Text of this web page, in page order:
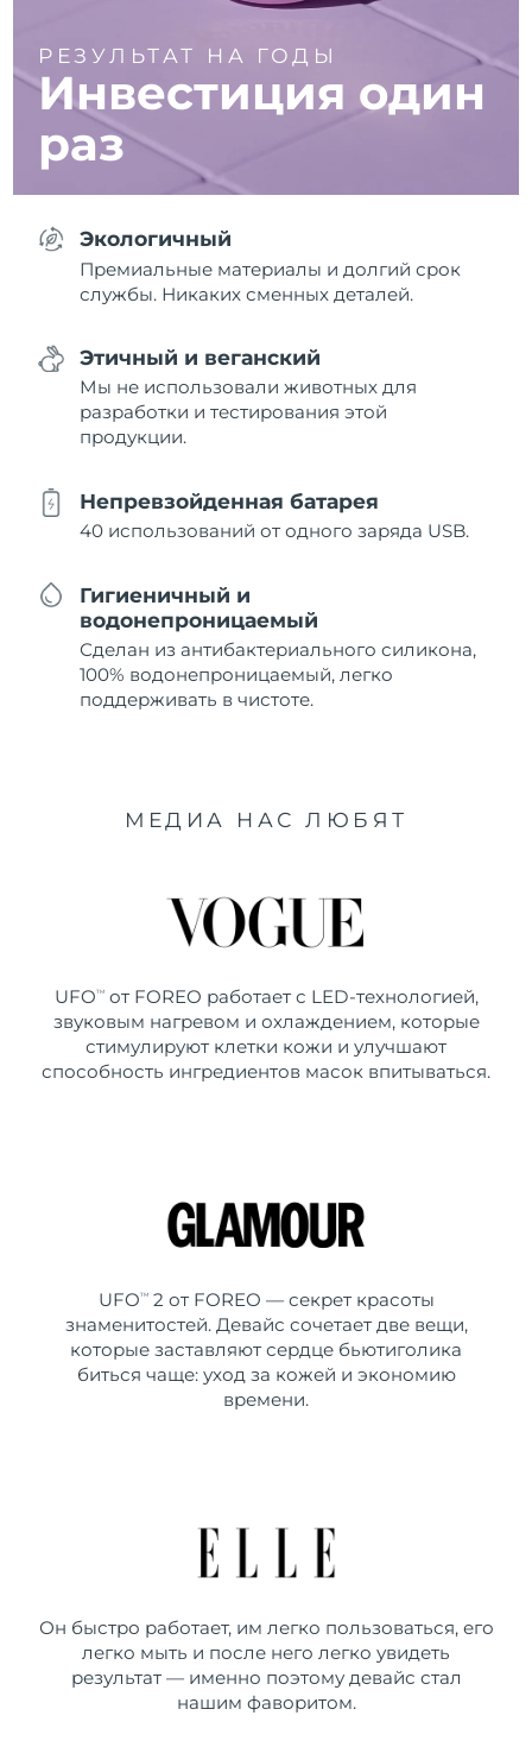
РЕЗУЛЬТАТ НА ГОДЫ
Инвестиция один
раз
Экологичный
Премиальные материалы и долгий срок
службы. Никаких сменных деталей.
Этичный и веганский
Мы не использовали животных для
разработки и тестирования этой
продукции.
Непревзойденная батарея
40 использований от одного заряда USB.
Гигиеничный и
водонепроницаемый
Сделан из антибактериального силикона,
100% водонепроницаемый, легко
поддерживать в чистоте.
МЕДИА НАС ЛЮБЯТ
UFO TMот FOREO работает с LED-технологией,
звуковым нагревом и охлаждением, которые
стимулируют клетки кожи и улучшают
способность ингредиентов масок впитываться.
UFO TM2 от FOREO — секрет красоты
знаменитостей. Девайс сочетает две вещи,
которые заставляют сердце бьютиголика
биться чаще: уход за кожей и экономию
времени.
Он быстро работает, им легко пользоваться, его
легко мыть и после него легко увидеть
результат — именно поэтому девайс стал
нашим фаворитом.